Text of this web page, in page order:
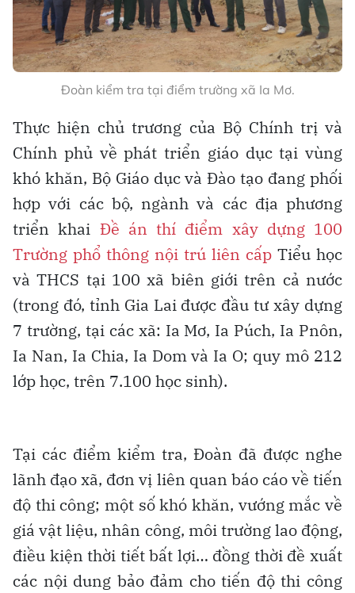
Đoàn kiểm tra tại điểm trường xã Ia Mơ.
Thực hiện chủ trương của Bộ Chính trị và
Chính phủ về phát triển giáo dục tại vùng
khó khăn, Bộ Giáo dục và Đào tạo đang phối
hợp với các bộ, ngành và các địa phương
triển khai Đề án thí điểm xây dựng 100
Trường phổ thông nội trú liên cấp Tiểu học
và THCS tại 100 xã biên giới trên cả nước
(trong đó, tỉnh Gia Lai được đầu tư xây dựng
7 trường, tại các xã: Ia Mơ, Ia Púch, Ia Pnôn,
Ia Nan, Ia Chia, Ia Dom và Ia O; quy mô 212
lớp học, trên 7.100 học sinh).
Tại các điểm kiểm tra, Đoàn đã được nghe
lãnh đạo xã, đơn vị liên quan báo cáo về tiến
độ thi công; một số khó khăn, vướng mắc về
giá vật liệu, nhân công, môi trường lao động,
điều kiện thời tiết bất lợi… đồng thời đề xuất
các nội dung bảo đảm cho tiến độ thi công